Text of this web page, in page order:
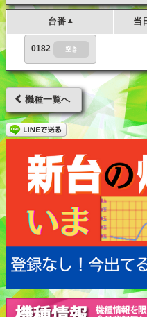
台番 当
0182 空き
機種一覧へ